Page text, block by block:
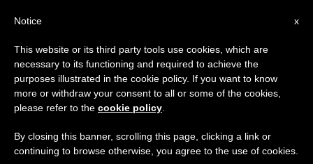
البابا فرنسيس
x
Notice
This website or its third party tools use cookies, which are
necessary to its functioning and required to achieve the
purposes illustrated in the cookie policy. If you want to know
more or withdraw your consent to all or some of the cookies,
please refer to the cookie policy
By closing this banner, scrolling this page, clicking a link or
continuing to browse otherwise, you agree to the use of cookies.